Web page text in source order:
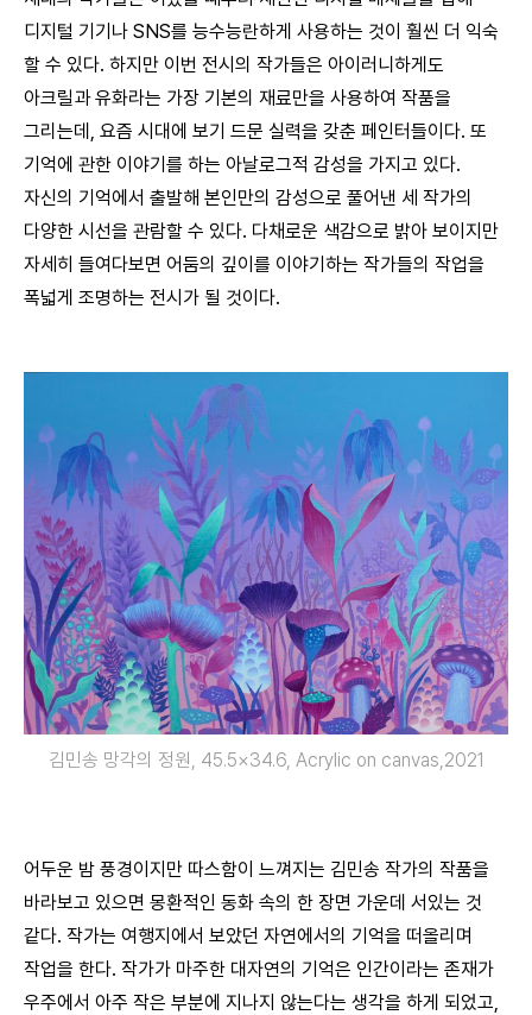
디지털 기기나 SNS를 능수능란하게 사용하는 것이 훨씬 더 익숙
할 수 있다. 하지만 이번 전시의 작가들은 아이러니하게도
아크릴과 유화라는 가장 기본의 재료만을 사용하여 작품을
그리는데, 요즘 시대에 보기 드문 실력을 갖춘 페인터들이다. 또
기억에 관한 이야기를 하는 아날로그적 감성을 가지고 있다.
자신의 기억에서 출발해 본인만의 감성으로 풀어낸 세 작가의
다양한 시선을 관람할 수 있다. 다채로운 색감으로 밝아 보이지만
자세히 들여다보면 어둠의 깊이를 이야기하는 작가들의 작업을
폭넓게 조명하는 전시가 될 것이다.
김민송 망각의 정원, 45.5×34.6, Acrylic on canvas,2021
어두운 밤 풍경이지만 따스함이 느껴지는 김민송 작가의 작품을
바라보고 있으면 몽환적인 동화 속의 한 장면 가운데 서있는 것
같다. 작가는 여행지에서 보았던 자연에서의 기억을 떠올리며
작업을 한다. 작가가 마주한 대자연의 기억은 인간이라는 존재가
우주에서 아주 작은 부분에 지나지 않는다는 생각을 하게 되었고,